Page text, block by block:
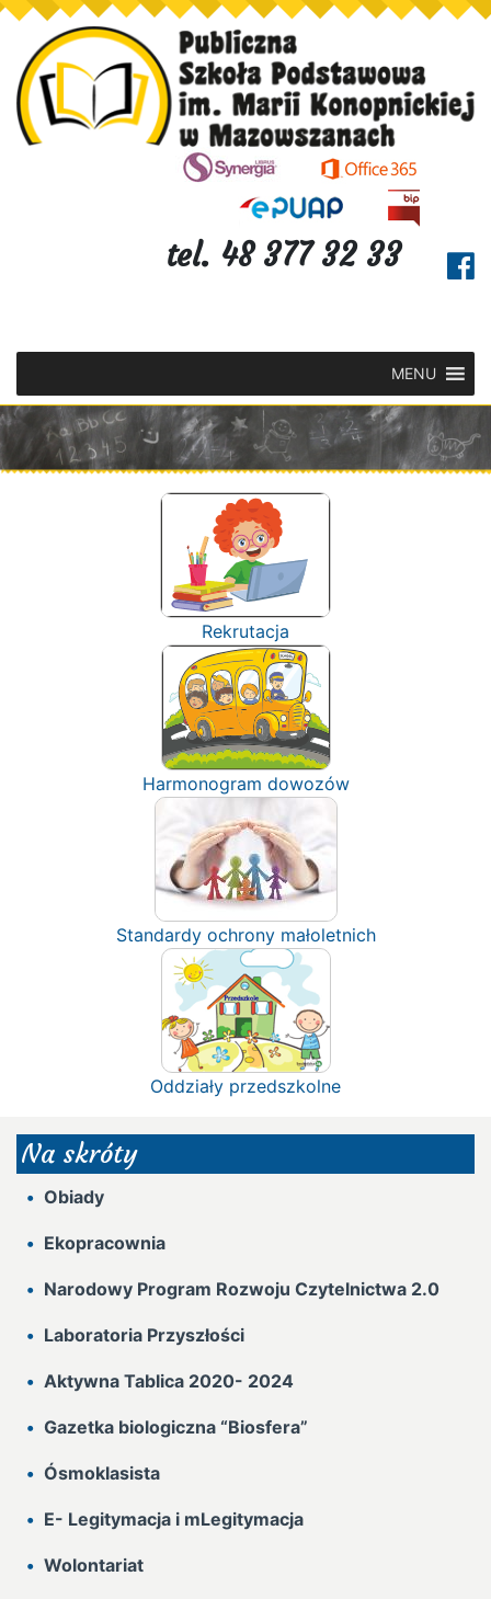
tel. 48 377 32 33
MENU
Rekrutacja
Harmonogram dowozów
Standardy ochrony małoletnich
Oddziały przedszkolne
Na skróty
Obiady
Ekopracownia
Narodowy Program Rozwoju Czytelnictwa 2.0
Laboratoria Przyszłości
Aktywna Tablica 2020- 2024
Gazetka biologiczna “Biosfera”
Ósmoklasista
E- Legitymacja i mLegitymacja
Wolontariat